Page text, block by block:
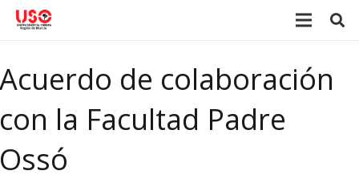
Acuerdo de colaboración
con la Facultad Padre
Ossó